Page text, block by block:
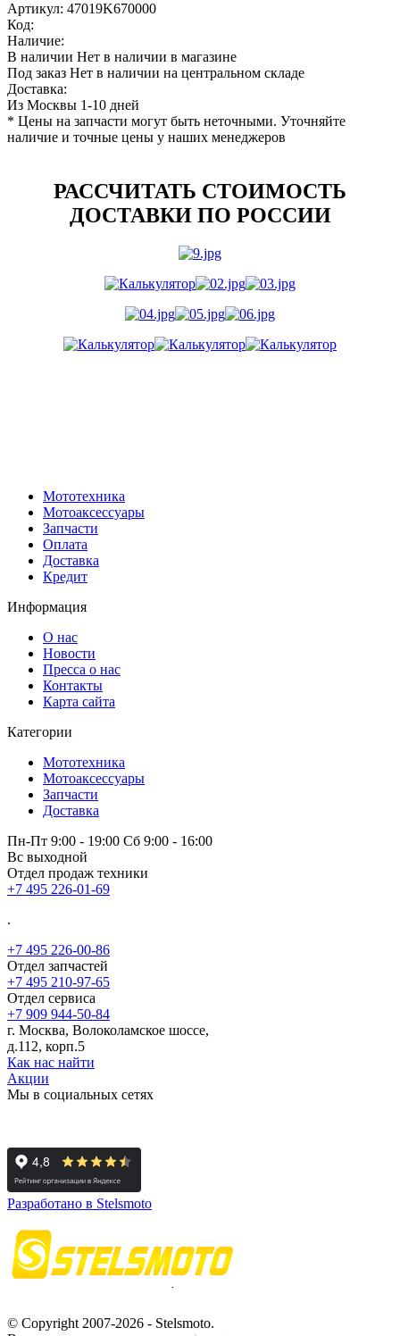
Артикул: 47019K670000
Код:
Наличие:
В наличии Нет в наличии в магазине
Под заказ Нет в наличии на центральном складе
Доставка:
Из Москвы 1-10 дней
* Цены на запчасти могут быть неточными. Уточняйте
наличие и точные цены у наших менеджеров
РАССЧИТАТЬ СТОИМОСТЬ
ДОСТАВКИ ПО РОССИИ
Мототехника
Мотоаксессуары
Запчасти
Оплата
Доставка
Кредит
Информация
О нас
Новости
Пресса о нас
Контакты
Карта сайта
Категории
Мототехника
Мотоаксессуары
Запчасти
Доставка
Пн-Пт 9:00 - 19:00 Сб 9:00 - 16:00
Вс выходной
Отдел продаж техники
+7 495 226-01-69
.
+7 495 226-00-86
Отдел запчастей
+7 495 210-97-65
Отдел сервиса
+7 909 944-50-84
г. Москва, Волоколамское шоссе,
д.112, корп.5
Как нас найти
Акции
Мы в социальных сетях
Разработано в Stelsmoto
© Copyright 2007-2026 - Stelsmoto.